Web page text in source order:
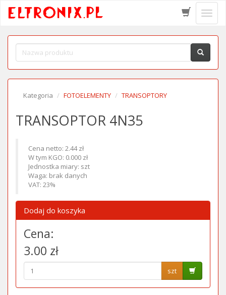
menu
Kategoria FOTOELEMENTY TRANSOPTORY
TRANSOPTOR 4N35
Cena netto: 2.44 zł
W tym KGO: 0.000 zł
Jednostka miary: szt
Waga: brak danych
VAT: 23%
Dodaj do koszyka
Cena:
3.00 zł
szt